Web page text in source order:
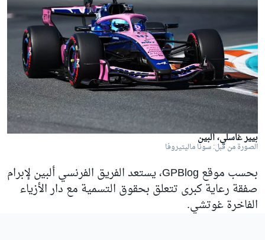
بيير غاسلي، ألبين
الصورة من قبل: سونا ماليتيروفا
بحسب موقع GPBlog، يستعد الفريق الفرنسي ألبين لإبرام
صفقة رعاية كبرى تتعلق بحقوق التسمية مع دار الأزياء
الفاخرة غوتشي.